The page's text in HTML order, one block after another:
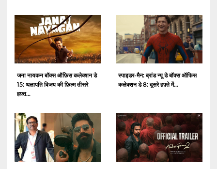
जना नायकन बॉक्स ऑफ़िस कलेक्शन डे
15: थलापति विजय की फ़िल्म तीसरे
हफ़्त...
स्पाइडर-मैन: ब्रांड न्यू डे बॉक्स ऑफिस
कलेक्शन डे 8: दूसरे हफ़्ते में...